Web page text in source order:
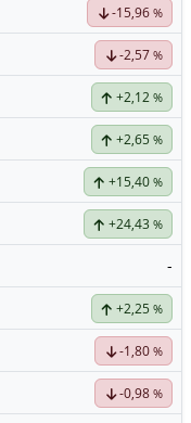
-15,96 %
-2,57 %
+2,12 %
+2,65 %
+15,40 %
+24,43 %
-
+2,25 %
-1,80 %
-0,98 %